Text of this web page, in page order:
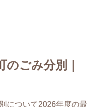
ごみ分別｜
について2026年度の最